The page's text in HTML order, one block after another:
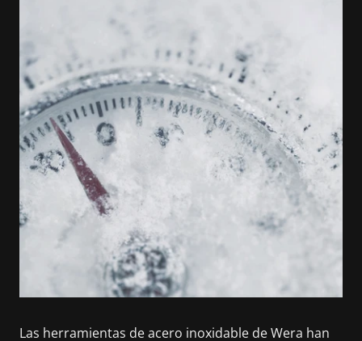
Las herramientas de acero inoxidable de Wera han